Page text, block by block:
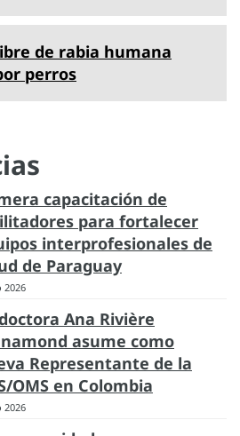
de rabia humana
perros
capacitación de
para fortalecer
interprofesionales de
de Paraguay
2026
Ana Rivière
asume como
Representante de la
OMS en Colombia
2026